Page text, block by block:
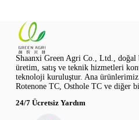
Shaanxi Green Agri Co., Ltd.,
üretim, satış ve teknik hizmetleri
teknoloji kuruluştur. Ana
Rotenone TC, Osthole TC ve diğer
24/7 Ücretsiz Yardım